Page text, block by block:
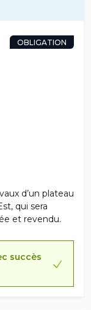
OBLIGATION
d’un plateau
qui sera
et revendu.
succès